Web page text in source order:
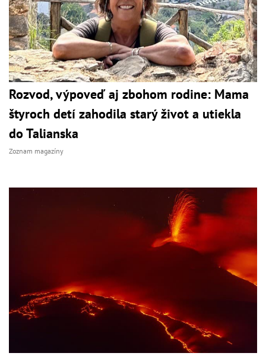
Rozvod, výpoveď aj zbohom rodine: Mama
štyroch detí zahodila starý život a utiekla
do Talianska
Zoznam magazíny